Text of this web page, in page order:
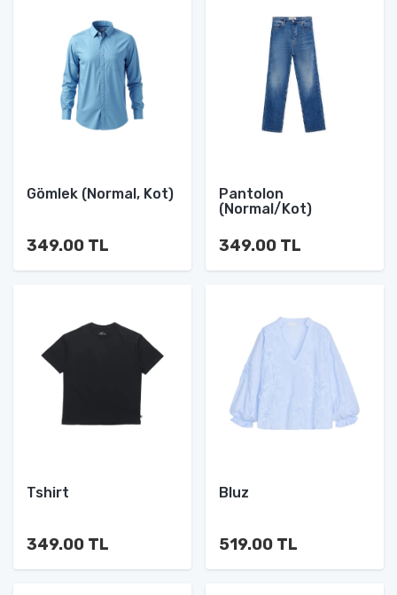
Gömlek (Normal, Kot)
349.00 TL
Pantolon
(Normal/Kot)
349.00 TL
Tshirt
349.00 TL
Bluz
519.00 TL